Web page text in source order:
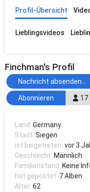
Profil-Übersicht
Lieblingsvideos
Finchman's Profil
17
Abonnieren
Nachricht absenden...
Land:Germany
Stadt:Siegen
ist beigetreten:vor 3
Geschlecht: Männlich
Familienstand: Keine
hat gepostet: 7 Alben
Alter:62